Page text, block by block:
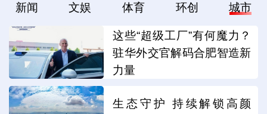
新闻 文娱 体育 环创 城市
这些“超级工厂”有何魔力？
驻华外交官解码合肥智造新
力量
生态守护 持续解锁高颜